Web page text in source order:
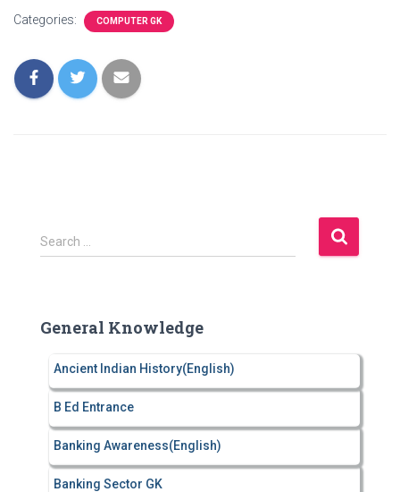
Categories: COMPUTER GK
S
e
h
Search …
General Knowledge
Ancient Indian History(English)
B Ed Entrance
Banking Awareness(English)
Banking Sector GK